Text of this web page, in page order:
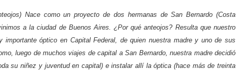
Nace como un proyecto de dos hermanas de San Bernardo (Costa
a la ciudad de Buenos Aires. ¿Por qué anteojos? Resulta que nuestro
importante óptico en Capital Federal, de quien nuestra madre y uno de sus
luego de muchos viajes de capital a San Bernardo, nuestra madre decidió
su niñez y juventud en capital) e instalar allí la óptica (hace más de treinta